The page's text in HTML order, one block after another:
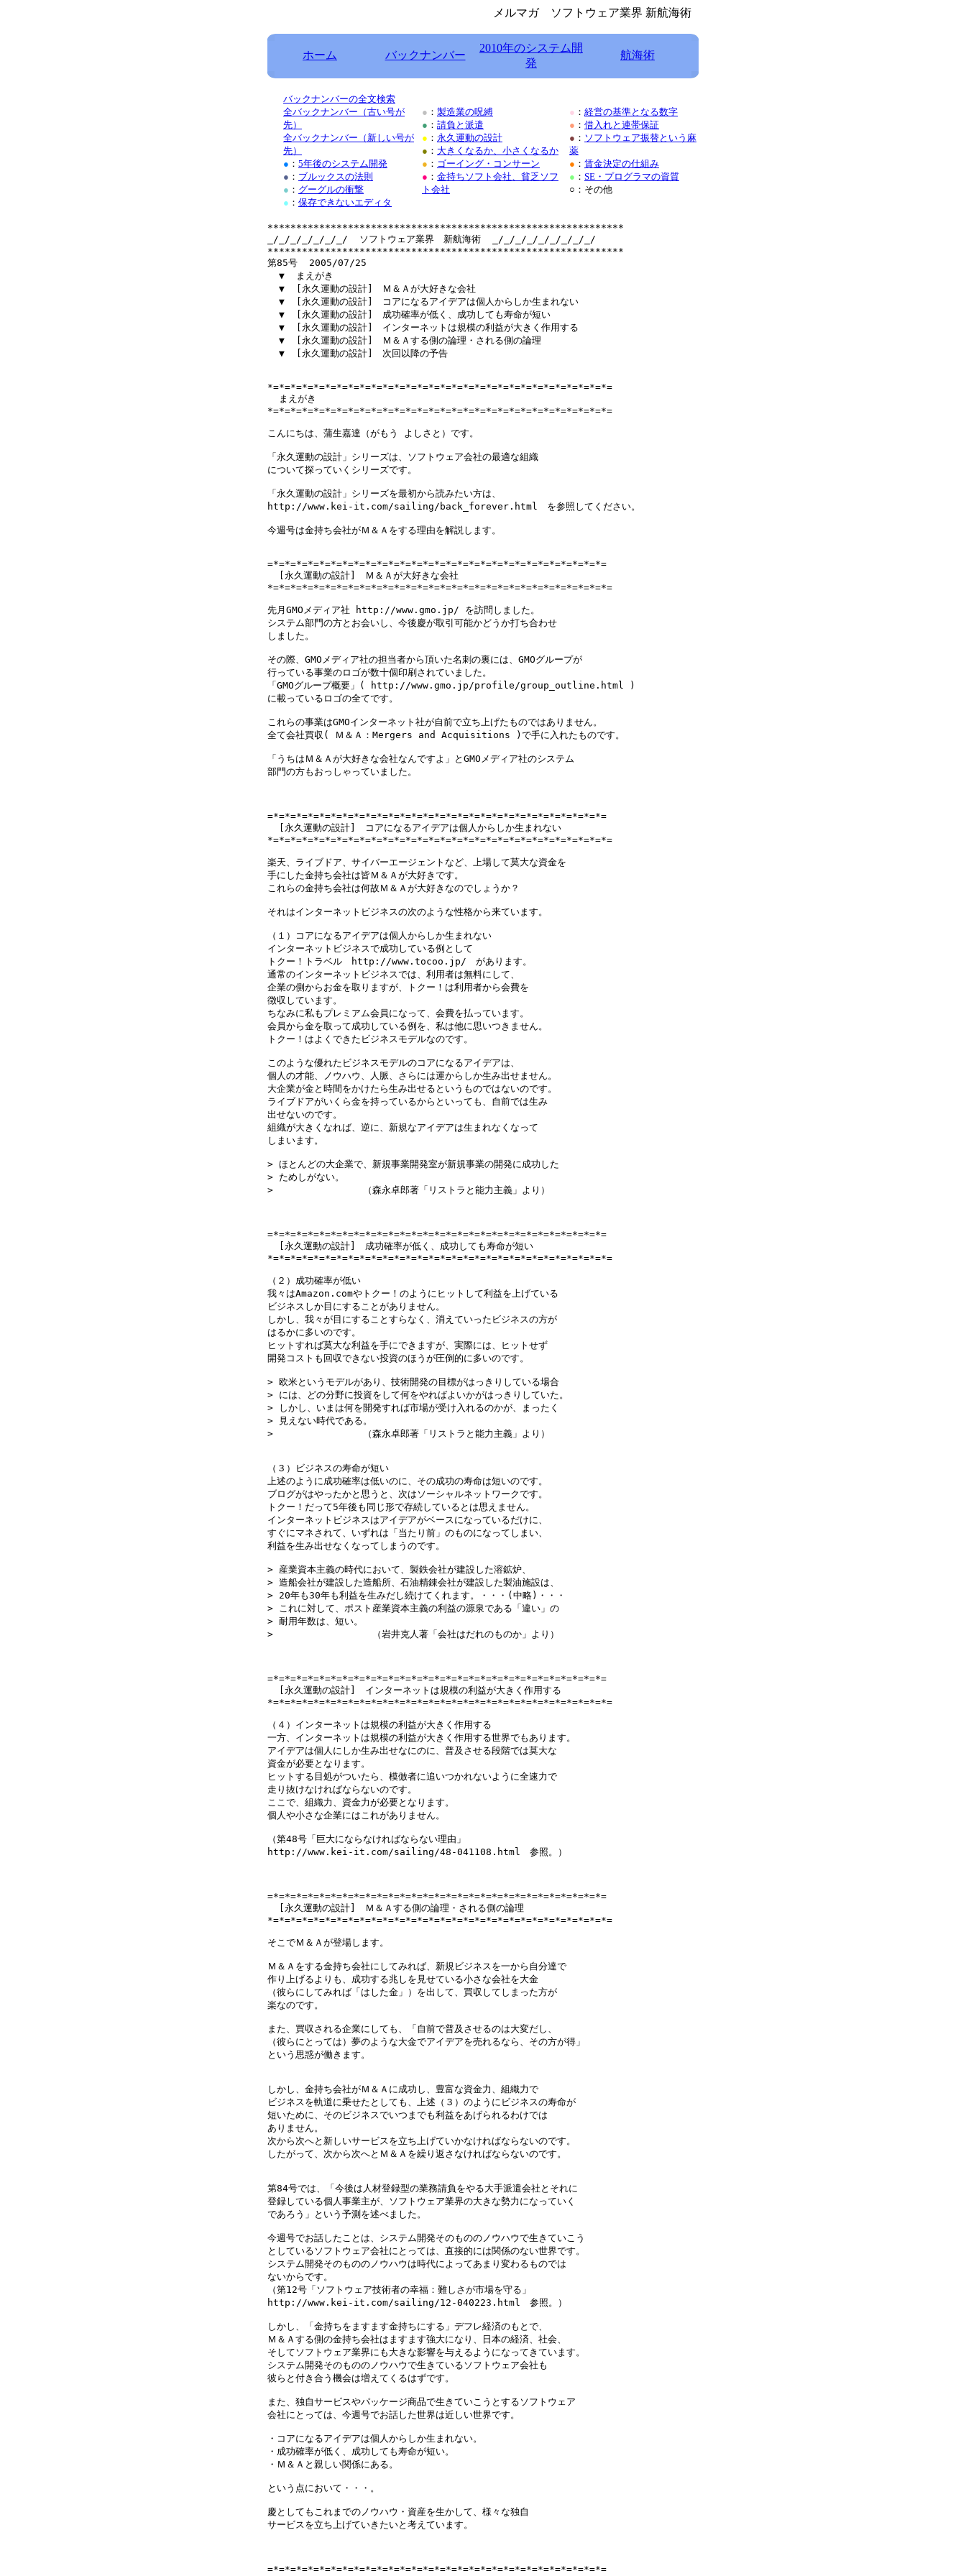
メルマガ ソフトウェア業界 新航海術
ホーム バックナンバー
2010年のシステム開
発
航海術
バックナンバーの全文検索
全バックナンバー（古い号が
先）
全バックナンバー（新しい号が
先）
● ： 5年後のシステム開発
● ： ブルックスの法則
● ： グーグルの衝撃
● ： 保存できないエディタ
● ： 製造業の呪縛
● ： 請負と派遣
● ： 永久運動の設計
● ： 大きくなるか、小さくなるか
● ： ゴーイング・コンサーン
● ： 金持ちソフト会社、貧乏ソフ
ト会社
● ： 経営の基準となる数字
● ： 借入れと連帯保証
● ： ソフトウェア振替という麻
薬
● ： 賃金決定の仕組み
● ： SE・プログラマの資質
○：その他
**************************************************************
_/_/_/_/_/_/_/  ソフトウェア業界　新航海術  _/_/_/_/_/_/_/_/_/
**************************************************************
第85号  2005/07/25
  ▼  まえがき
  ▼  [永久運動の設計]　Ｍ＆Ａが大好きな会社
  ▼  [永久運動の設計]　コアになるアイデアは個人からしか生まれない
  ▼  [永久運動の設計]　成功確率が低く、成功しても寿命が短い
  ▼  [永久運動の設計]　インターネットは規模の利益が大きく作用する
  ▼  [永久運動の設計]　Ｍ＆Ａする側の論理・される側の論理
  ▼  [永久運動の設計]　次回以降の予告
*=*=*=*=*=*=*=*=*=*=*=*=*=*=*=*=*=*=*=*=*=*=*=*=*=*=*=*=*=*=
  まえがき
*=*=*=*=*=*=*=*=*=*=*=*=*=*=*=*=*=*=*=*=*=*=*=*=*=*=*=*=*=*=
こんにちは、蒲生嘉達（がもう よしさと）です。
「永久運動の設計」シリーズは、ソフトウェア会社の最適な組織
について探っていくシリーズです。
「永久運動の設計」シリーズを最初から読みたい方は、
http://www.kei-it.com/sailing/back_forever.html　を参照してください。
今週号は金持ち会社がＭ＆Ａをする理由を解説します。
=*=*=*=*=*=*=*=*=*=*=*=*=*=*=*=*=*=*=*=*=*=*=*=*=*=*=*=*=*=
  [永久運動の設計]　Ｍ＆Ａが大好きな会社
*=*=*=*=*=*=*=*=*=*=*=*=*=*=*=*=*=*=*=*=*=*=*=*=*=*=*=*=*=*=
先月GMOメディア社 http://www.gmo.jp/ を訪問しました。
システム部門の方とお会いし、今後慶が取引可能かどうか打ち合わせ
しました。
その際、GMOメディア社の担当者から頂いた名刺の裏には、GMOグループが
行っている事業のロゴが数十個印刷されていました。
「GMOグループ概要」( http://www.gmo.jp/profile/group_outline.html )
に載っているロゴの全てです。
これらの事業はGMOインターネット社が自前で立ち上げたものではありません。
全て会社買収( Ｍ＆Ａ：Mergers and Acquisitions )で手に入れたものです。
「うちはＭ＆Ａが大好きな会社なんですよ」とGMOメディア社のシステム
部門の方もおっしゃっていました。
=*=*=*=*=*=*=*=*=*=*=*=*=*=*=*=*=*=*=*=*=*=*=*=*=*=*=*=*=*=
  [永久運動の設計]　コアになるアイデアは個人からしか生まれない
*=*=*=*=*=*=*=*=*=*=*=*=*=*=*=*=*=*=*=*=*=*=*=*=*=*=*=*=*=*=
楽天、ライブドア、サイバーエージェントなど、上場して莫大な資金を
手にした金持ち会社は皆Ｍ＆Ａが大好きです。
これらの金持ち会社は何故Ｍ＆Ａが大好きなのでしょうか？
それはインターネットビジネスの次のような性格から来ています。
（１）コアになるアイデアは個人からしか生まれない
インターネットビジネスで成功している例として
トクー！トラベル　http://www.tocoo.jp/　があります。
通常のインターネットビジネスでは、利用者は無料にして、
企業の側からお金を取りますが、トクー！は利用者から会費を
徴収しています。
ちなみに私もプレミアム会員になって、会費を払っています。
会員から金を取って成功している例を、私は他に思いつきません。
トクー！はよくできたビジネスモデルなのです。
このような優れたビジネスモデルのコアになるアイデアは、
個人の才能、ノウハウ、人脈、さらには運からしか生み出せません。
大企業が金と時間をかけたら生み出せるというものではないのです。
ライブドアがいくら金を持っているからといっても、自前では生み
出せないのです。
組織が大きくなれば、逆に、新規なアイデアは生まれなくなって
しまいます。
> ほとんどの大企業で、新規事業開発室が新規事業の開発に成功した
> ためしがない。
> 　　　　　　　　　（森永卓郎著「リストラと能力主義」より）
=*=*=*=*=*=*=*=*=*=*=*=*=*=*=*=*=*=*=*=*=*=*=*=*=*=*=*=*=*=
  [永久運動の設計]　成功確率が低く、成功しても寿命が短い
*=*=*=*=*=*=*=*=*=*=*=*=*=*=*=*=*=*=*=*=*=*=*=*=*=*=*=*=*=*=
（２）成功確率が低い
我々はAmazon.comやトクー！のようにヒットして利益を上げている
ビジネスしか目にすることがありません。
しかし、我々が目にすることすらなく、消えていったビジネスの方が
はるかに多いのです。
ヒットすれば莫大な利益を手にできますが、実際には、ヒットせず
開発コストも回収できない投資のほうが圧倒的に多いのです。
> 欧米というモデルがあり、技術開発の目標がはっきりしている場合
> には、どの分野に投資をして何をやればよいかがはっきりしていた。
> しかし、いまは何を開発すれば市場が受け入れるのかが、まったく
> 見えない時代である。
> 　　　　　　　　　（森永卓郎著「リストラと能力主義」より）
（３）ビジネスの寿命が短い
上述のように成功確率は低いのに、その成功の寿命は短いのです。
ブログがはやったかと思うと、次はソーシャルネットワークです。
トクー！だって5年後も同じ形で存続しているとは思えません。
インターネットビジネスはアイデアがベースになっているだけに、
すぐにマネされて、いずれは「当たり前」のものになってしまい、
利益を生み出せなくなってしまうのです。
> 産業資本主義の時代において、製鉄会社が建設した溶鉱炉、
> 造船会社が建設した造船所、石油精錬会社が建設した製油施設は、
> 20年も30年も利益を生みだし続けてくれます。・・・(中略)・・・
> これに対して、ポスト産業資本主義の利益の源泉である「違い」の
> 耐用年数は、短い。
> 　　　　　　　　　　（岩井克人著「会社はだれのものか」より）
=*=*=*=*=*=*=*=*=*=*=*=*=*=*=*=*=*=*=*=*=*=*=*=*=*=*=*=*=*=
  [永久運動の設計]　インターネットは規模の利益が大きく作用する
*=*=*=*=*=*=*=*=*=*=*=*=*=*=*=*=*=*=*=*=*=*=*=*=*=*=*=*=*=*=
（４）インターネットは規模の利益が大きく作用する
一方、インターネットは規模の利益が大きく作用する世界でもあります。
アイデアは個人にしか生み出せなにのに、普及させる段階では莫大な
資金が必要となります。
ヒットする目処がついたら、模倣者に追いつかれないように全速力で
走り抜けなければならないのです。
ここで、組織力、資金力が必要となります。
個人や小さな企業にはこれがありません。
（第48号「巨大にならなければならない理由」
http://www.kei-it.com/sailing/48-041108.html　参照。）
=*=*=*=*=*=*=*=*=*=*=*=*=*=*=*=*=*=*=*=*=*=*=*=*=*=*=*=*=*=
  [永久運動の設計]　Ｍ＆Ａする側の論理・される側の論理
*=*=*=*=*=*=*=*=*=*=*=*=*=*=*=*=*=*=*=*=*=*=*=*=*=*=*=*=*=*=
そこでＭ＆Ａが登場します。
Ｍ＆Ａをする金持ち会社にしてみれば、新規ビジネスを一から自分達で
作り上げるよりも、成功する兆しを見せている小さな会社を大金
（彼らにしてみれば「はした金」）を出して、買収してしまった方が
楽なのです。
また、買収される企業にしても、「自前で普及させるのは大変だし、
（彼らにとっては）夢のような大金でアイデアを売れるなら、その方が得」
という思惑が働きます。
しかし、金持ち会社がＭ＆Ａに成功し、豊富な資金力、組織力で
ビジネスを軌道に乗せたとしても、上述（３）のようにビジネスの寿命が
短いために、そのビジネスでいつまでも利益をあげられるわけでは
ありません。
次から次へと新しいサービスを立ち上げていかなければならないのです。
したがって、次から次へとＭ＆Ａを繰り返さなければならないのです。
第84号では、「今後は人材登録型の業務請負をやる大手派遣会社とそれに
登録している個人事業主が、ソフトウェア業界の大きな勢力になっていく
であろう」という予測を述べました。
今週号でお話したことは、システム開発そのもののノウハウで生きていこう
としているソフトウェア会社にとっては、直接的には関係のない世界です。
システム開発そのもののノウハウは時代によってあまり変わるものでは
ないからです。
（第12号「ソフトウェア技術者の幸福：難しさが市場を守る」
http://www.kei-it.com/sailing/12-040223.html　参照。）
しかし、「金持ちをますます金持ちにする」デフレ経済のもとで、
Ｍ＆Ａする側の金持ち会社はますます強大になり、日本の経済、社会、
そしてソフトウェア業界にも大きな影響を与えるようになってきています。
システム開発そのもののノウハウで生きているソフトウェア会社も
彼らと付き合う機会は増えてくるはずです。
また、独自サービスやパッケージ商品で生きていこうとするソフトウェア
会社にとっては、今週号でお話した世界は近しい世界です。
・コアになるアイデアは個人からしか生まれない。
・成功確率が低く、成功しても寿命が短い。
・Ｍ＆Ａと親しい関係にある。
という点において・・・。
慶としてもこれまでのノウハウ・資産を生かして、様々な独自
サービスを立ち上げていきたいと考えています。
=*=*=*=*=*=*=*=*=*=*=*=*=*=*=*=*=*=*=*=*=*=*=*=*=*=*=*=*=*=